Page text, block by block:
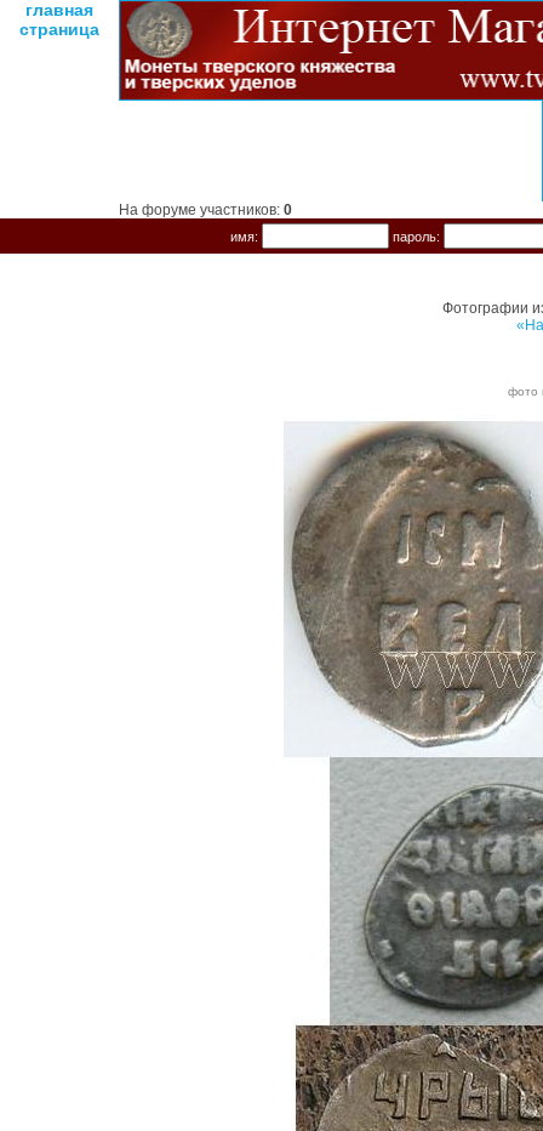
главная
страница
На форуме участников: 0
имя: пароль:
Фотографии
фото